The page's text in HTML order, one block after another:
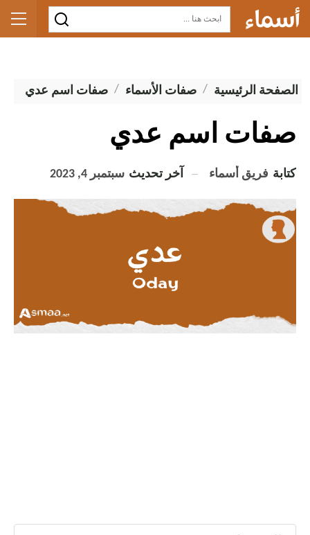
الصفحة الرئيسية صفات الأسماء صفات اسم عدي
صفات اسم عدي
كتابة فريق أسماء آخر تحديث سبتمبر 4, 2023